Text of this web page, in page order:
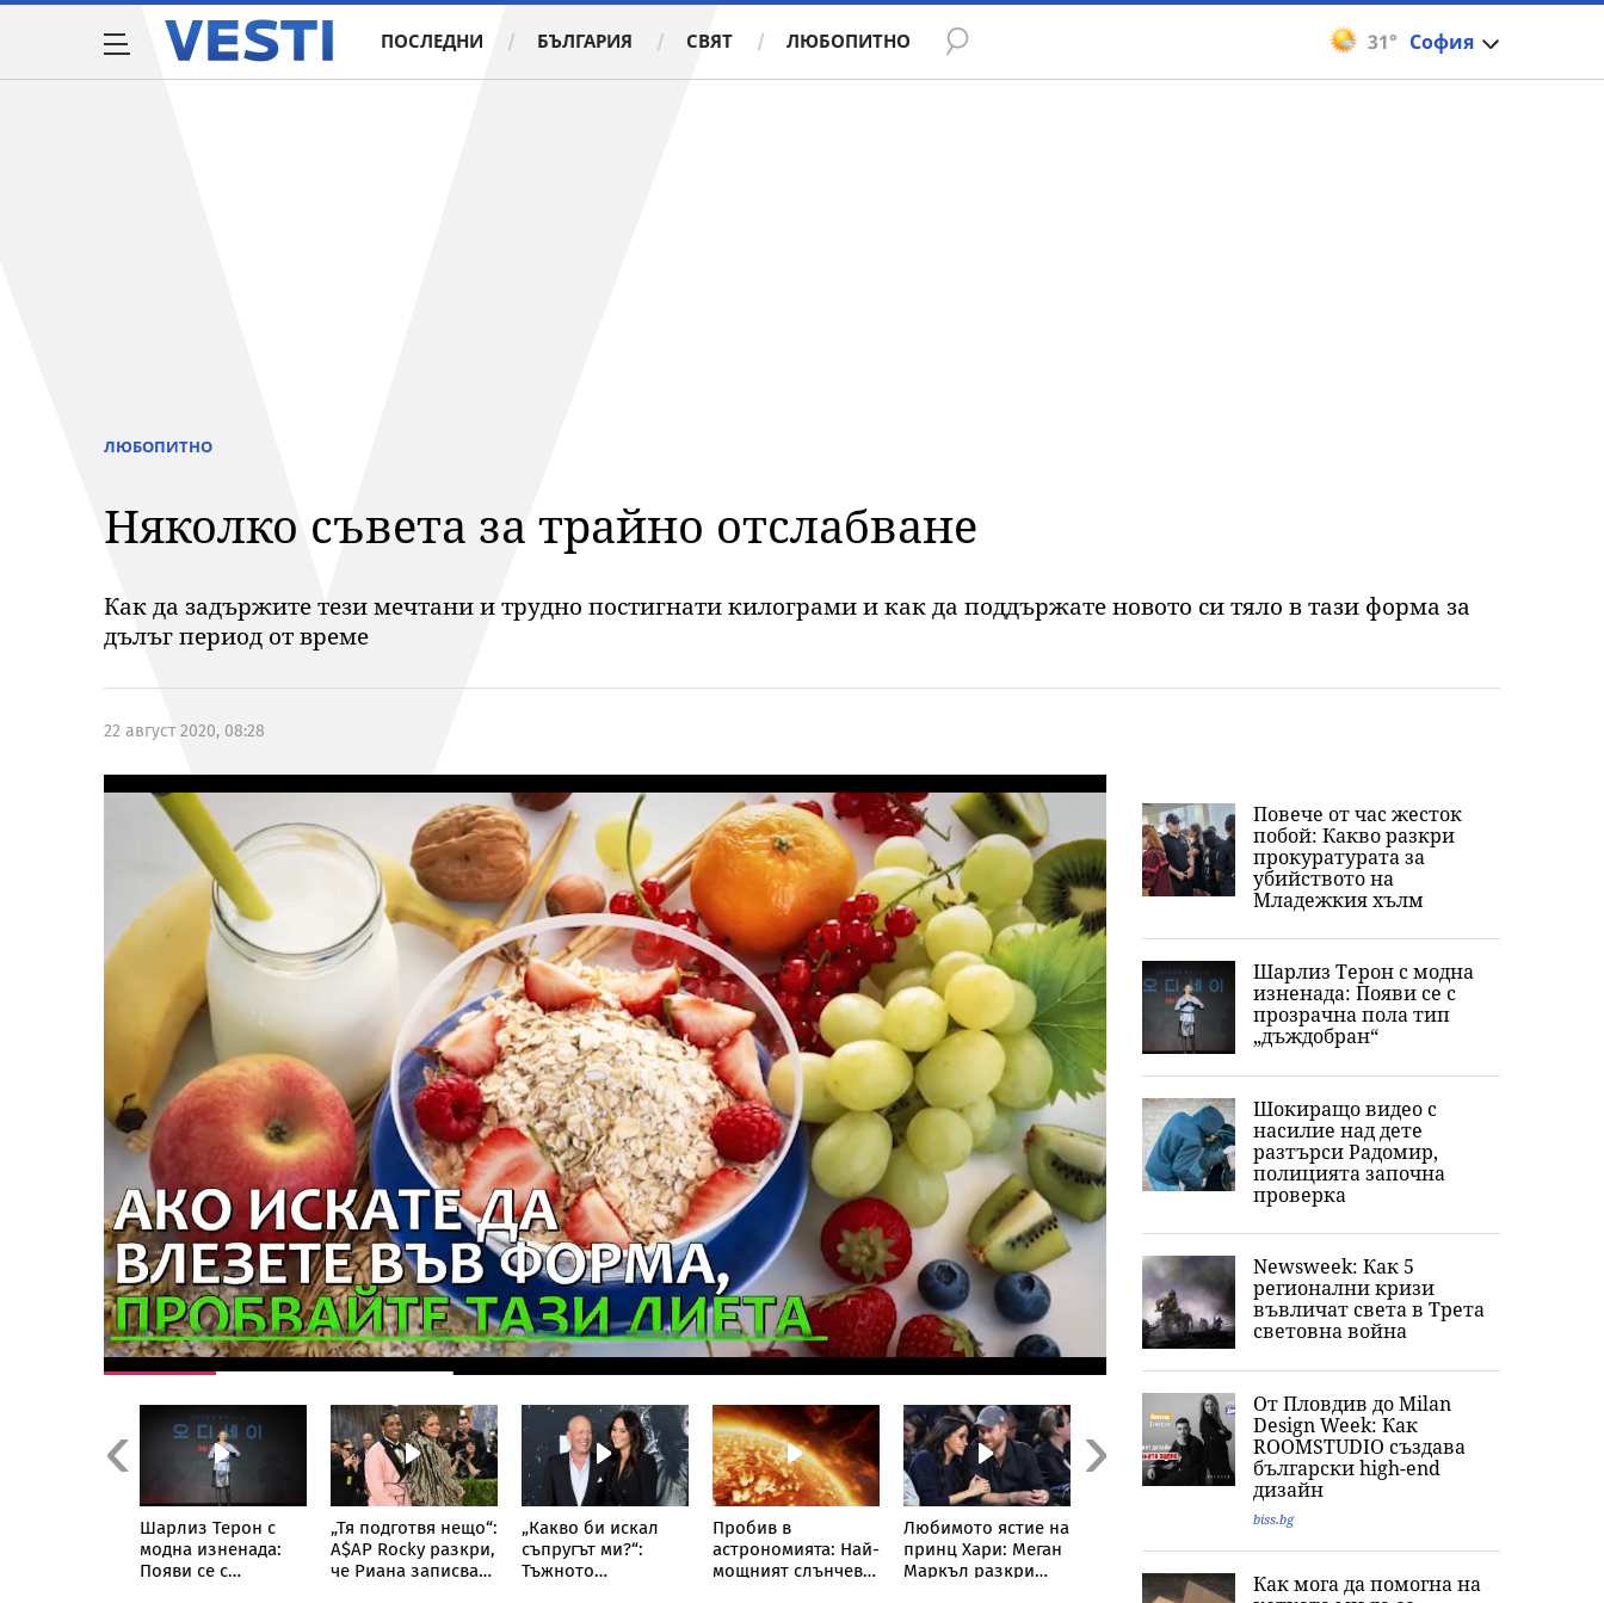
31° София
ПОСЛЕДНИ БЪЛГАРИЯ СВЯТ ЛЮБОПИТНО
ЛЮБОПИТНО
Няколко съвета за трайно отслабване
Как да задържите тези мечтани и трудно постигнати килограми и как да поддържате новото си тяло в тази форма за
дълъг период от време
22 август 2020, 08:28
Previous
Шарлиз Терон с
модна изненада:
Появи се с
„Тя подготвя нещо“:
A$AP Rocky разкри,
че Риана записва
„Какво би искал
съпругът ми?“:
Тъжното
Пробив в
астрономията: Най-
мощният слънчев
Любимото ястие на
принц Хари: Меган
Маркъл разкри
„Обичам извивките
си“: Годеницата на
Кристиано
Роналдо отвърна
Ким Кардашиян
разпали мрежата:
с „гаджето от
Джак“:
нощ на
Повече от час жесток
побой: Какво разкри
прокуратурата за
убийството на
Младежкия хълм
Шарлиз Терон с модна
изненада: Появи се с
прозрачна пола тип
„дъждобран“
Шокиращо видео с
насилие над дете
разтърси Радомир,
полицията започна
проверка
Newsweek: Как 5
регионални кризи
въвличат света в Трета
световна война
От Пловдив до Milan
Design Week: Как
ROOMSTUDIO създава
български high-end
дизайн
biss.bg
Как мога да помогна на